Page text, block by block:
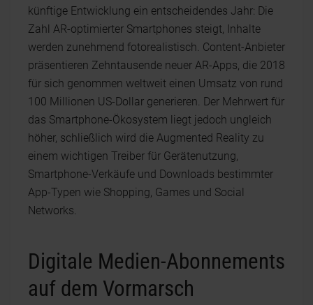
künftige Entwicklung ein entscheidendes Jahr: Die
Zahl AR-optimierter Smartphones steigt, Inhalte
werden zunehmend fotorealistisch. Content-Anbieter
präsentieren Zehntausende neuer AR-Apps, die 2018
für sich genommen weltweit einen Umsatz von rund
100 Millionen US-Dollar generieren. Der Mehrwert für
das Smartphone-Ökosystem liegt jedoch ungleich
höher, schließlich wird die Augmented Reality zu
einem wichtigen Treiber für Gerätenutzung,
Smartphone-Verkäufe und Downloads bestimmter
App-Typen wie Shopping, Games und Social
Networks.
Digitale Medien-Abonnements
auf dem Vormarsch